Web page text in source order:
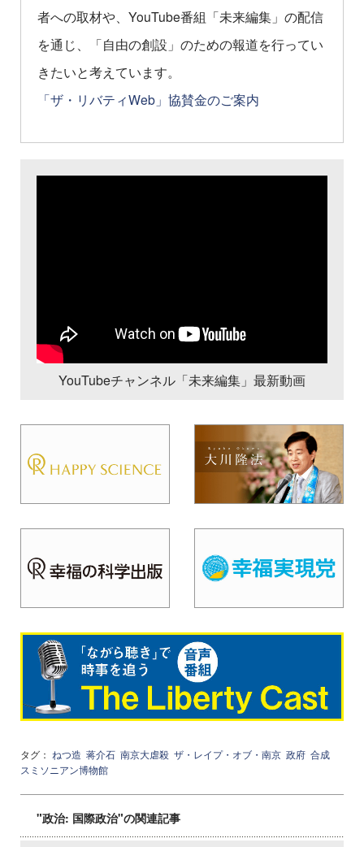
者への取材や、YouTube番組「未来編集」の配信
を通じ、「自由の創設」のための報道を行ってい
きたいと考えています。
「ザ・リバティWeb」協賛金のご案内
YouTubeチャンネル「未来編集」最新動画
タグ： ねつ造 蒋介石 南京大虐殺 ザ・レイプ・オブ・南京 政府 合成
スミソニアン博物館
"政治: 国際政治"の関連記事